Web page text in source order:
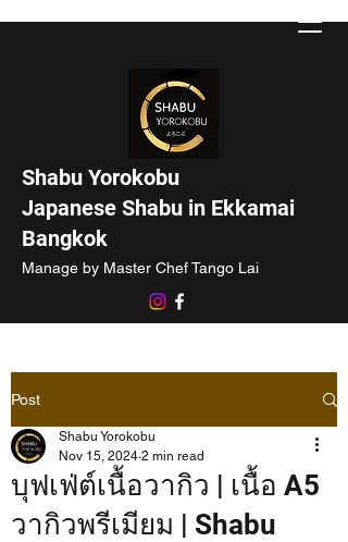
Shabu Yorokobu
Japanese Shabu in Ekkamai
Bangkok
Manage by Master Chef Tango Lai
Post
บุฟเฟ่ต์เนื้อวากิว | เนื้อ A5
วากิวพรีเมียม | Shabu
Shabu Yorokobu
Nov 15, 2024 2 min read